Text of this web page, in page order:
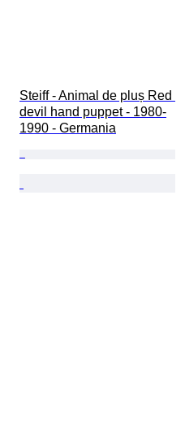
Steiff - Animal de pluș Red
devil hand puppet - 1980-
1990 - Germania